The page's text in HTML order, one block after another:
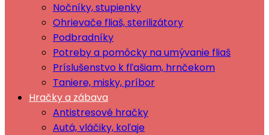
Nočníky, stupienky
Ohrievače fliaš, sterilizátory
Podbradníky
Potreby a pomôcky na umývanie fliaš
Príslušenstvo k fľašiam, hrnčekom
Taniere, misky, príbor
Hračky a zábava
Antistresové hračky
Autá, vláčiky, koľaje